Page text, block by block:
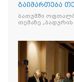
გაიმართება
მკურნალობის
ბათუმში
თემაზე